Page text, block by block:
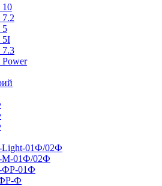
10
5
5I
7.3
01Ф/02Ф
М-01Ф/02Ф
ФР-01Ф
Ф